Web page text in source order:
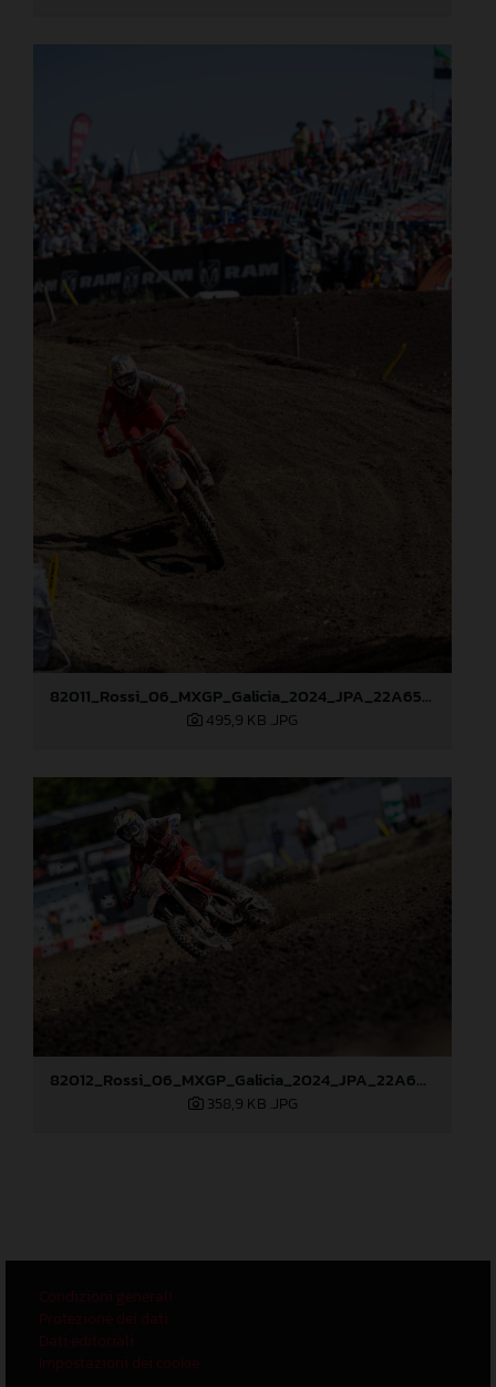
82011_Rossi_06_MXGP_Galicia_2024_JPA_22A6520
495,9 KB .JPG
82012_Rossi_06_MXGP_Galicia_2024_JPA_22A6628
358,9 KB .JPG
Condizioni generali
Protezione dei dati
Dati editoriali
Impostazioni dei cookie